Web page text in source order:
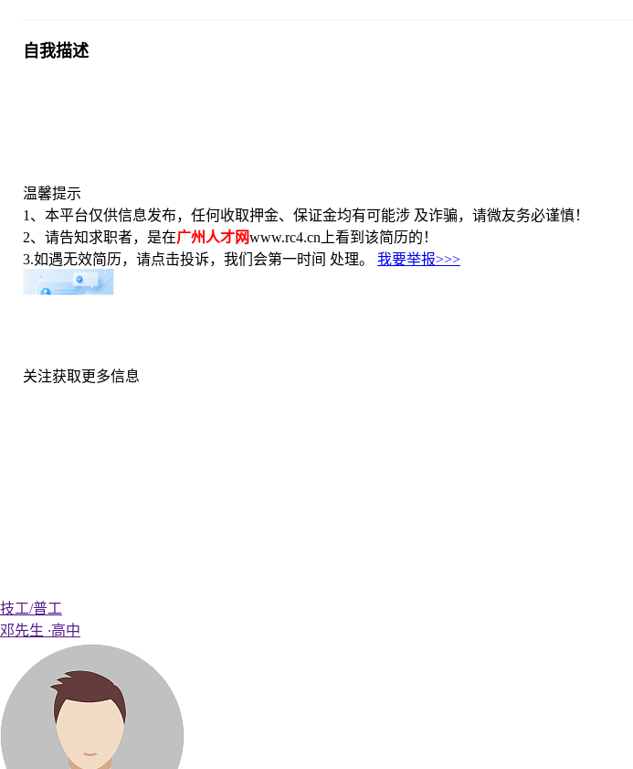
自我描述
温馨提示
1、本平台仅供信息发布，任何收取押金、保证金均有可能涉 及诈骗，请微友务必谨慎！
2、请告知求职者，是在广州人才网www.rc4.cn上看到该简历的！
3.如遇无效简历，请点击投诉，我们会第一时间 处理。 我要举报>>>
关注获取更多信息
技工/普工
邓先生 ·高中